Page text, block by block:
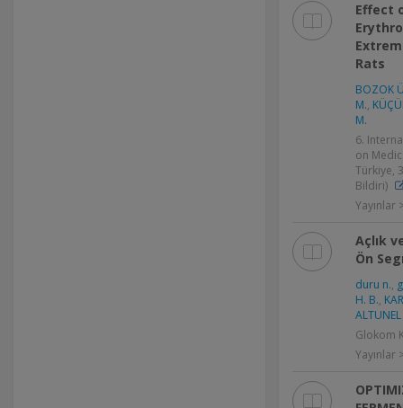
Effect
Rats
BOZOK
M.,
M.
6.
on
Türkiye,
Bildiri)
Yayınlar
Açlık
Ön
duru n.,
H. B.,
Glokom
Yayınlar